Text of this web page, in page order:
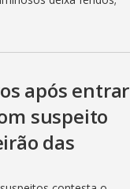
após entrar
suspeito
das